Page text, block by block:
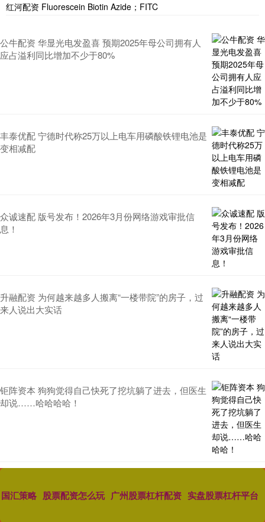
红河配资 Fluorescein Biotin Azide；FITC
公牛配资 华显光电发盈喜 预期2025年母公司拥有人
应占溢利同比增加不少于80%
丰泰优配 宁德时代称25万以上电车用磷酸铁锂电池是
变相减配
众诚速配 版号发布！2026年3月份网络游戏审批信
息！
升融配资 为何越来越多人搬离“一楼带院”的房子，过
来人说出大实话
钜阵资本 狗狗觉得自己快死了挖坑躺了进去，但医生
却说……哈哈哈哈！
国汇策略 股票配资怎么玩 广州股票杠杆配资 实盘股票杠杆平台